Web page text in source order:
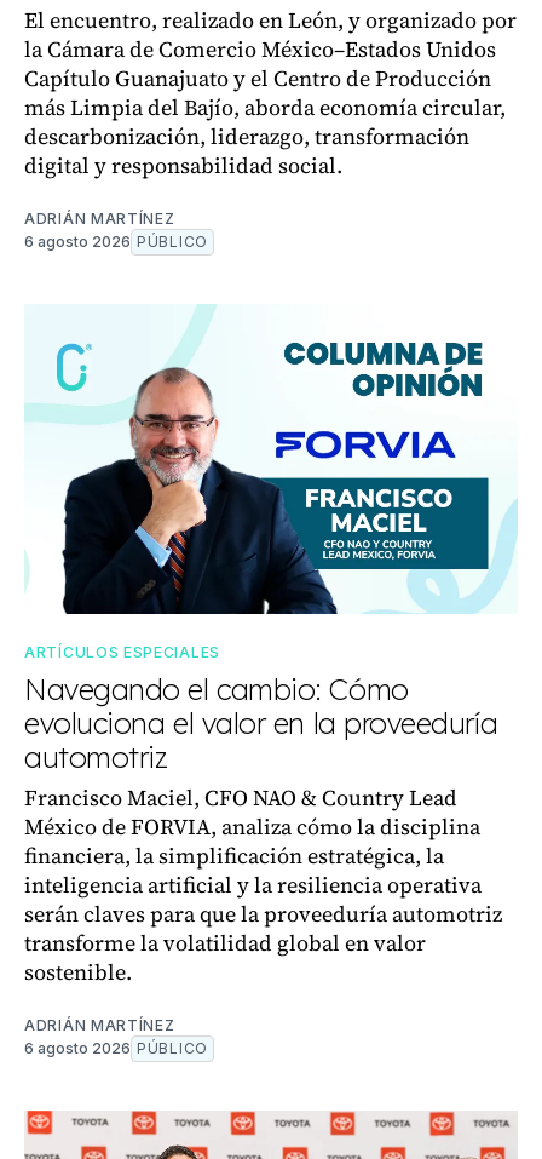
El encuentro, realizado en León, y organizado por
la Cámara de Comercio México–Estados Unidos
Capítulo Guanajuato y el Centro de Producción
más Limpia del Bajío, aborda economía circular,
descarbonización, liderazgo, transformación
digital y responsabilidad social.
ADRIÁN MARTÍNEZ
6 agosto 2026 PÚBLICO
ARTÍCULOS ESPECIALES
Navegando el cambio: Cómo
evoluciona el valor en la proveeduría
automotriz
Francisco Maciel, CFO NAO & Country Lead
México de FORVIA, analiza cómo la disciplina
financiera, la simplificación estratégica, la
inteligencia artificial y la resiliencia operativa
serán claves para que la proveeduría automotriz
transforme la volatilidad global en valor
sostenible.
ADRIÁN MARTÍNEZ
6 agosto 2026 PÚBLICO